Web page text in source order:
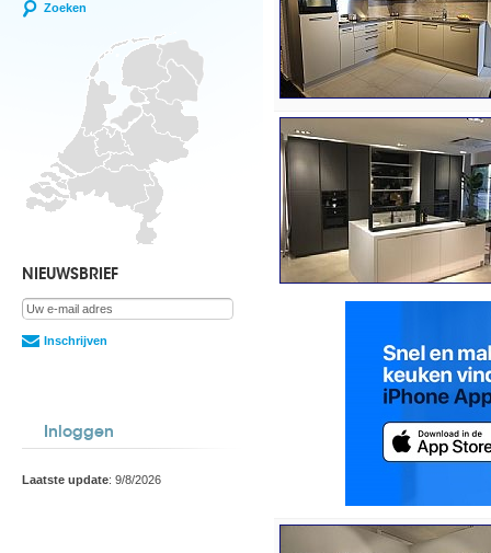
Zoeken
NIEUWSBRIEF
Inschrijven
Inloggen
Laatste update: 9/8/2026